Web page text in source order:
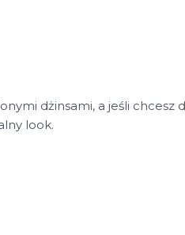
dżinsami, a jeśli
look.